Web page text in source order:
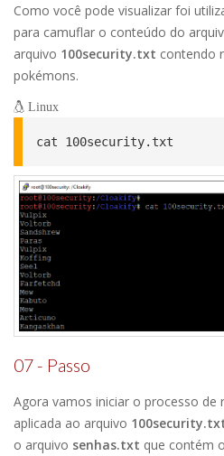
Como você pode visualizar foi
para camuflar o conteúdo do
arquivo 100security.txt contendo
pokémons.
Linux
cat 100security.txt
07 - Passo
Agora vamos iniciar o processo de
aplicada ao arquivo
o arquivo senhas.txt que contém o